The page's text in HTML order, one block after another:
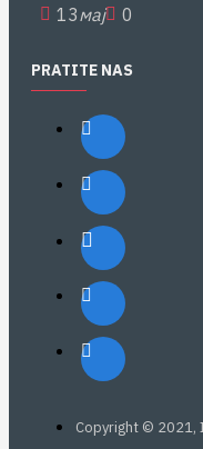
13мај 0
PRATITE NAS
Copyright © 2021,